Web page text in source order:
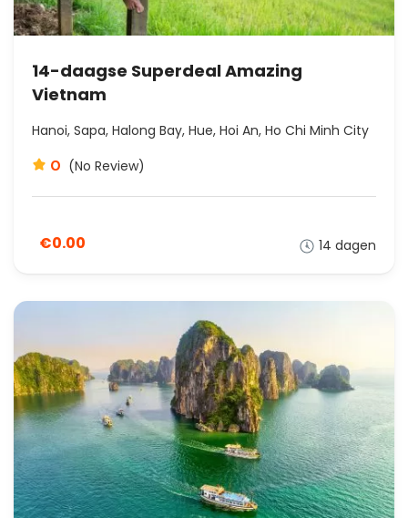
14-daagse Superdeal Amazing
Vietnam
Hanoi, Sapa, Halong Bay, Hue, Hoi An, Ho Chi Minh City
0 (No Review)
€0.00 14 dagen